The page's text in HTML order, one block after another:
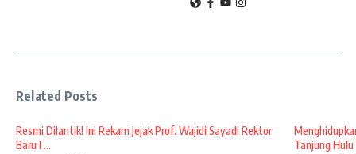
Related Posts
Resmi Dilantik! Ini Rekam Jejak Prof. Wajidi Sayadi Rektor
Baru I ...
Tanjung Hulu